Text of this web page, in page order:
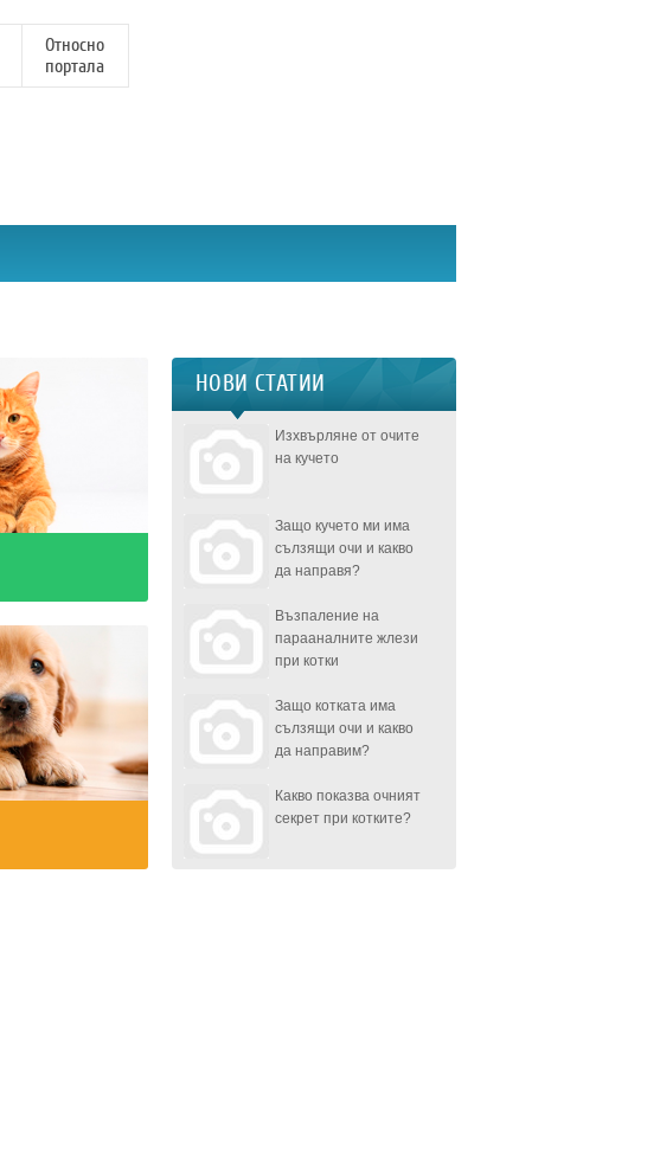
Относно
портала
НОВИ СТАТИИ
Изхвърляне от очите
на кучето
Защо кучето ми има
сълзящи очи и какво
да направя?
Възпаление на
парааналните жлези
при котки
Защо котката има
сълзящи очи и какво
да направим?
Какво показва очният
секрет при котките?